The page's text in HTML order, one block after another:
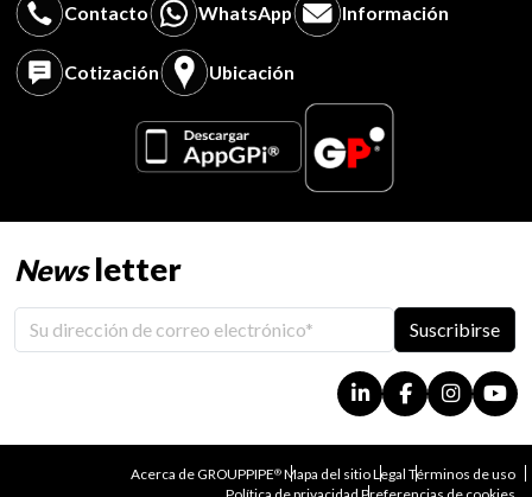
Contacto WhatsApp Información
Cotización Ubicación
Newsletter
Suscribirse
Acerca de GROUPPIPE® Mapa del sitioLegal Términos de uso